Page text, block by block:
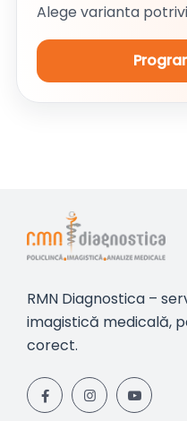
Alege varianta
RMN Diagnostica –
imagistică medicală,
corect.